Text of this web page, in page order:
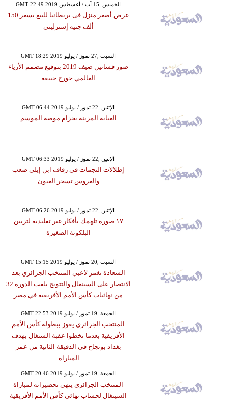
GMT 22:49 2019 الخميس ,15 آب / أغسطس
عرض أصغر منزل فى بريطانيا للبيع بسعر 150
ألف جنيه إسترلينى
GMT 18:29 2019 السبت ,27 تموز / يوليو
صور فساتين صيف 2019 بتوقيع مصمم الأزياء
العالمي جورج حبيقة
GMT 06:44 2019 الإثنين ,22 تموز / يوليو
العباية المزينة بحزام موضة الموسم
GMT 06:33 2019 الإثنين ,22 تموز / يوليو
إطلالات النجمات في زفاف ابن إيلي صعب
والعروس تسحر العيون
GMT 06:26 2019 الإثنين ,22 تموز / يوليو
١٧ صورة تلهمك بأفكار غير تقليدية لتزيين
البلكونة الصغيرة
GMT 15:15 2019 السبت ,20 تموز / يوليو
السعادة تغمر لاعبي المنتخب الجزائري بعد
الانتصار على السينغال والتتويج بلقب الدورة 32
من نهائيات كأس الأمم الأفريقية في مصر
GMT 22:53 2019 الجمعة ,19 تموز / يوليو
المنتخب الجزائري يفوز ببطولة كأس الأمم
الأفريقية بعدما تخطوا عقبة السنغال بهدف
بغداد بونجاح في الدقيقة الثانية من عمر
المباراة.
GMT 20:46 2019 الجمعة ,19 تموز / يوليو
المنتخب الجزائري ينهي تحضيراته لمباراة
السينغال لحساب نهائي كأس الأمم الأفريقية